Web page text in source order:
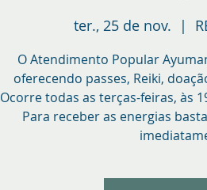
ter., 25 de nov.
  |
O Atendimento Popular
oferecendo passes, Reiki,
Ocorre todas as terças-feiras, às
Para receber as energias